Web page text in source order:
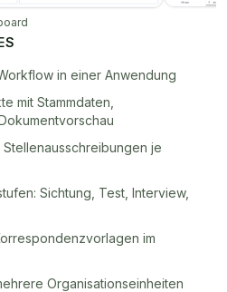
in einer Anwendung
mit Stammdaten,
je
Sichtung, Test, Interview,
im
Organisationseinheiten